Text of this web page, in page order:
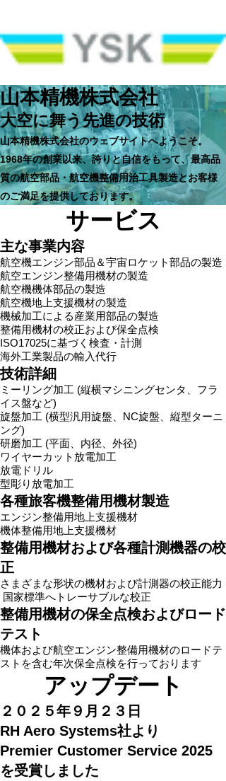
​山本精機株式会社
大空に舞う先進の技術
山本精機株式会社のウェブサイトへようこそ。
1968年の創業以来、誇りと自信をもって、最高品
質の航空部品・航空機整備用治工具製造とお客様
のご満足を提供しております。
サービス​
​主な事業内容
航空機エンジン部品＆宇宙ロケット部品の製造
航空エンジン整備用機材の製造
航空機機体部品の製造
航空機地上支援機材の製造
​機械加工による産業用部品の製造
整備用機材の校正および保全点検
​ISO17025に基づく検査・計測
​​海外工業製品の輸入代行
​技術詳細
ミーリング加工 (縦横マシニングセンタ、フラ
イス盤など)
旋盤加工 (横型汎用旋盤、NC旋盤、縦型ターニ
ング)
研磨加工 (平面、内径、外径)
ワイヤーカット放電加工
放電ドリル
型彫り放電加工
各種旅客機整備用機材製造
エンジン整備用地上支援機材
機体整備用地上支援機材
整備用機材および各種計測機器の校
正
さまざまな形状の機材および計測器の校正能力
国家標準へトレーサブルな校正
整備用機材の保全点検およびロード
テスト
​機体および航空エンジン整備用機材のロードテ
ストを含む年次保全点検を行っております
アップデート
２０２５年９月２３日
RH Aero Systems社より
Premier Customer Service 2025
を受賞しました